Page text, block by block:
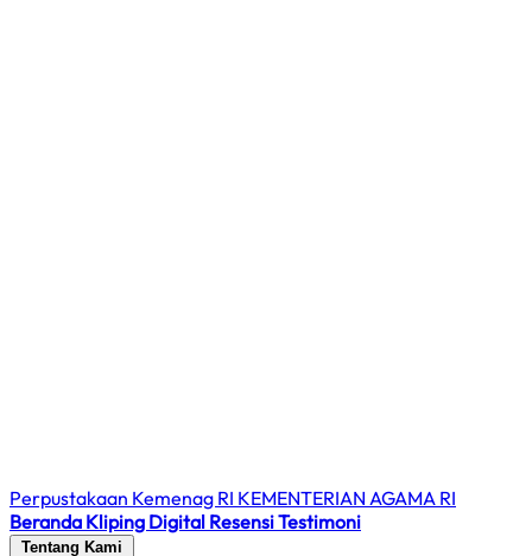
Perpustakaan Kemenag RI KEMENTERIAN AGAMA RI
Beranda Kliping Digital ResensiTestimoni
Tentang Kami